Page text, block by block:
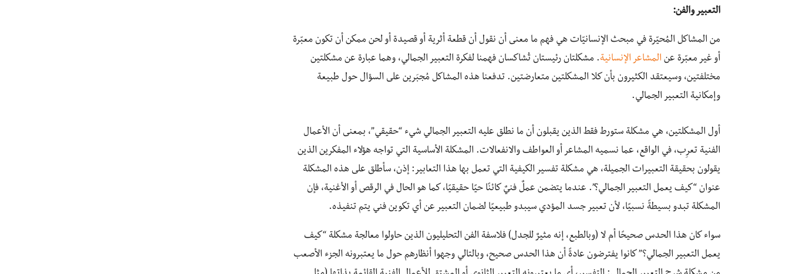
التعبير والفن:
من المشاكل المُحيّرة في مبحث الإنسانيّات هي فهم ما معنى أن نقول أن قطعة أثرية أو قصيدة أو لحن ممكن أن تكون معبّرة
أو غير معبّرة عن المشاعر الإنسانية. مشكلتان رئيستان تُشاكسان فهمنا لفكرة التعبير الجمالي، وهما عبارة عن مشكلتين
مختلفتين، وسيعتقد الكثيرون بأن كلا المشكلتين متعارضتين. تدفعنا هذه المشاكل مُجبَرين على السؤال حول طبيعة
وإمكانية التعبير الجمالي.
أول المشكلتين، هي مشكلة ستورط فقط الذين يقبلون أن ما نطلق عليه التعبير الجمالي شيء “حقيقي”، بمعنى أن الأعمال
الفنية تعرِب، في الواقع، عما نسميه المشاعر أو العواطف والانفعالات. المشكلة الأساسية التي تواجه هؤلاء المفكرين الذين
يقولون بحقيقة التعبيرات الجميلة، هي مشكلة تفسير الكيفية التي تعمل بها هذا التعابير: إذن، سأطلق على هذه المشكلة
عنوان “كيف يعمل التعبير الجمالي؟”. عندما يتضمن عملٌ فنيٌ كائنًا حيًا حقيقيًا، كما هو الحال في الرقص أو الأغنية، فإن
المشكلة تبدو بسيطةً نسبيًا، لأن تعبير جسد المؤدي سيبدو طبيعيًا لضمان التعبير عن أي تكوين فني يتم تنفيذه.
سواء كان هذا الحدس صحيحًا أم لا (وبالطبع، إنه مثيرٌ للجدل) فلاسفة الفن التحليليون الذين حاولوا معالجة مشكلة “كيف
يعمل التعبير الجمالي؟” كانوا يفترضون عادةً أن هذا الحدس صحيح، وبالتالي وجهوا أنظارهم حول ما يعتبرونه الجزء الأصعب